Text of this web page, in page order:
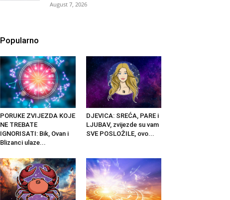
August 7, 2026
Popularno
PORUKE ZVIJEZDA KOJE
NE TREBATE
IGNORISATI: Bik, Ovan i
Blizanci ulaze...
DJEVICA: SREĆA, PARE i
LJUBAV, zvijezde su vam
SVE POSLOŽILE, ovo...